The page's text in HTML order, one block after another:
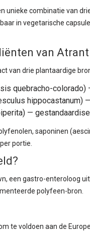
unieke combinatie van
in vegetarische
van
van drie plantaardige
quebracho-
hippocastanum)
—
saponinen
portie.
een gastro-enteroloog
polyfeen-bron.
te voldoen aan de